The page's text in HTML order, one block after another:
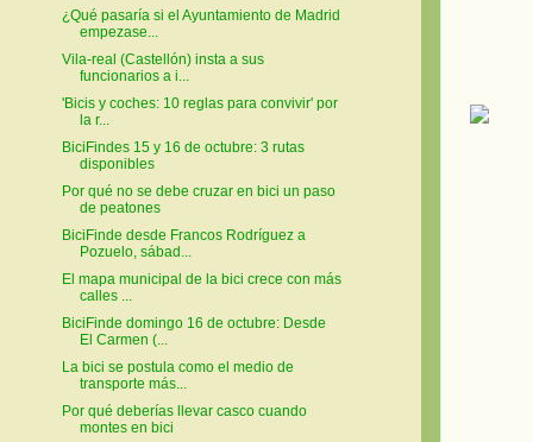
¿Qué pasaría si el Ayuntamiento de Madrid
empezase...
Vila-real (Castellón) insta a sus
funcionarios a i...
'Bicis y coches: 10 reglas para convivir' por
la r...
BiciFindes 15 y 16 de octubre: 3 rutas
disponibles
Por qué no se debe cruzar en bici un paso
de peatones
BiciFinde desde Francos Rodríguez a
Pozuelo, sábad...
El mapa municipal de la bici crece con más
calles ...
BiciFinde domingo 16 de octubre: Desde
El Carmen (...
La bici se postula como el medio de
transporte más...
Por qué deberías llevar casco cuando
montes en bici